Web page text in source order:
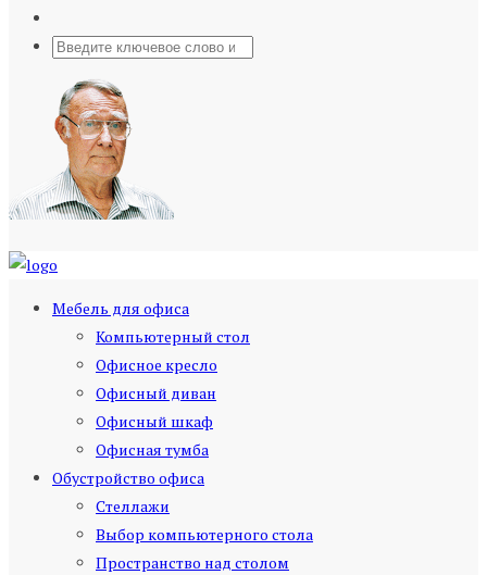
Мебель для офиса
Компьютерный стол
Офисное кресло
Офисный диван
Офисный шкаф
Офисная тумба
Обустройство офиса
Стеллажи
Выбор компьютерного стола
Пространство над столом